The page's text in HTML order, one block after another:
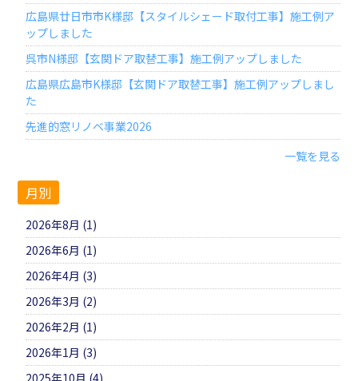
広島県廿日市市K様邸【スタイルシェード取付工事】施工例ア
ップしました
呉市N様邸【玄関ドア取替工事】施工例アップしました
広島県広島市K様邸【玄関ドア取替工事】施工例アップしまし
た
先進的窓リノベ事業2026
一覧を見る
月別
2026年8月 (1)
2026年6月 (1)
2026年4月 (3)
2026年3月 (2)
2026年2月 (1)
2026年1月 (3)